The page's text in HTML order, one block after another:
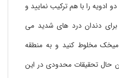
ادویه را با هم ترکیب نمایید و
برای دندان درد های شدید می
میخک مخلوط کنید و به منطقه
حال تحقیقات محدودی در این